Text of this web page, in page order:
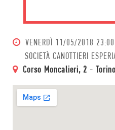
VENERDÌ 11/05/2018 23:00
SOCIETÀ CANOTTIERI
Corso Moncalieri, 2 - Torino